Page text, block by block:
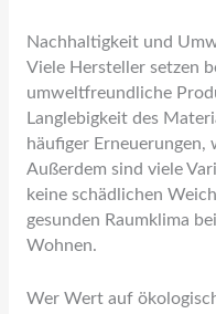
Nachhaltigkeit und
Viele Hersteller setzen
umweltfreundliche
Langlebigkeit des
häufiger Erneuerungen,
Außerdem sind viele
keine schädlichen
gesunden Raumklima
Wohnen.
Wer Wert auf